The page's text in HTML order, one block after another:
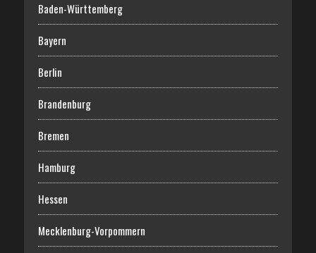
Baden-Württemberg
Bayern
Berlin
Brandenburg
Bremen
Hamburg
Hessen
Mecklenburg-Vorpommern